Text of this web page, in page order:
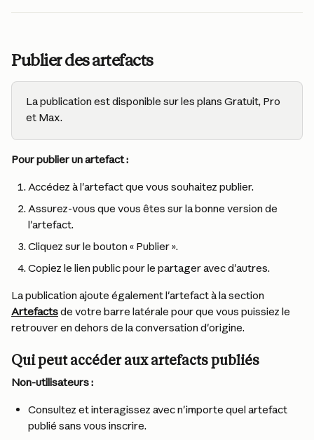
Publier des artefacts
La publication est disponible sur les plans Gratuit, Pro
et Max.
Pour publier un artefact :
Accédez à l'artefact que vous souhaitez publier.
Assurez-vous que vous êtes sur la bonne version de
l'artefact.
Cliquez sur le bouton « Publier ».
Copiez le lien public pour le partager avec d'autres.
La publication ajoute également l'artefact à la section
Artefacts de votre barre latérale pour que vous puissiez le
retrouver en dehors de la conversation d'origine.
Qui peut accéder aux artefacts publiés
Non-utilisateurs :
Consultez et interagissez avec n'importe quel artefact
publié sans vous inscrire.